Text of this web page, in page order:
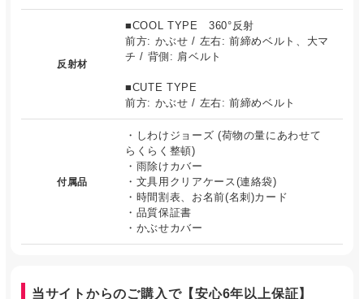
反射材
■COOL TYPE 360°反射
前方: かぶせ / 左右: 前締めベルト、大マ
チ / 背側: 肩ベルト
■CUTE TYPE
前方: かぶせ / 左右: 前締めベルト
付属品
・しわけジョーズ (荷物の量にあわせて
らくらく整頓)
・雨除けカバー
・文具用クリアケース(連絡袋)
・時間割表、お名前(名刺)カード
・品質保証書
・かぶせカバー
当サイトからのご購入で【安心6年以上保証】